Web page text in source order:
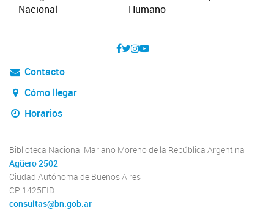
Contacto
Cómo llegar
Horarios
Biblioteca Nacional Mariano Moreno de la República Argentina
Agüero 2502
Ciudad Autónoma de Buenos Aires
CP 1425EID
consultas@bn.gob.ar